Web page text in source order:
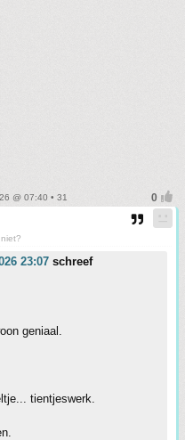
@ 07:40 • 31
23:07 schreef
geniaal.
tientjeswerk.